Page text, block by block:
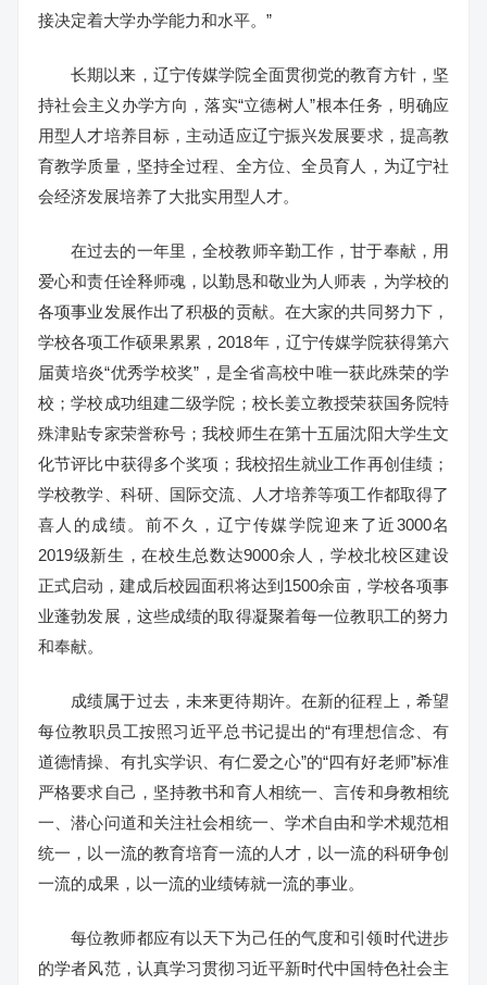
接决定着大学办学能力和水平。”
长期以来，辽宁传媒学院全面贯彻党的教育方针，坚
持社会主义办学方向，落实“立德树人”根本任务，明确应
用型人才培养目标，主动适应辽宁振兴发展要求，提高教
育教学质量，坚持全过程、全方位、全员育人，为辽宁社
会经济发展培养了大批实用型人才。
在过去的一年里，全校教师辛勤工作，甘于奉献，用
爱心和责任诠释师魂，以勤恳和敬业为人师表，为学校的
各项事业发展作出了积极的贡献。在大家的共同努力下，
学校各项工作硕果累累，2018年，辽宁传媒学院获得第六
届黄培炎“优秀学校奖”，是全省高校中唯一获此殊荣的学
校；学校成功组建二级学院；校长姜立教授荣获国务院特
殊津贴专家荣誉称号；我校师生在第十五届沈阳大学生文
化节评比中获得多个奖项；我校招生就业工作再创佳绩；
学校教学、科研、国际交流、人才培养等项工作都取得了
喜人的成绩。前不久，辽宁传媒学院迎来了近3000名
2019级新生，在校生总数达9000余人，学校北校区建设
正式启动，建成后校园面积将达到1500余亩，学校各项事
业蓬勃发展，这些成绩的取得凝聚着每一位教职工的努力
和奉献。
成绩属于过去，未来更待期许。在新的征程上，希望
每位教职员工按照习近平总书记提出的“有理想信念、有
道德情操、有扎实学识、有仁爱之心”的“四有好老师”标准
严格要求自己，坚持教书和育人相统一、言传和身教相统
一、潜心问道和关注社会相统一、学术自由和学术规范相
统一，以一流的教育培育一流的人才，以一流的科研争创
一流的成果，以一流的业绩铸就一流的事业。
每位教师都应有以天下为己任的气度和引领时代进步
的学者风范，认真学习贯彻习近平新时代中国特色社会主